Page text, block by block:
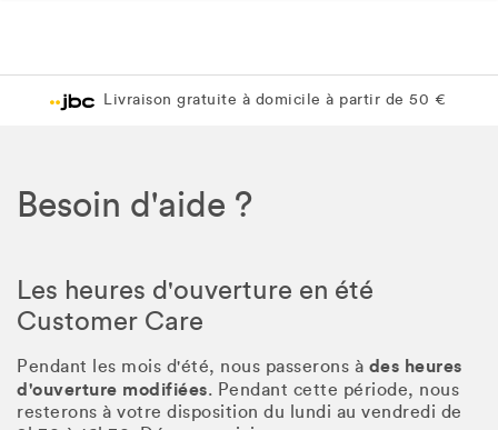
Livraison gratuite à domicile à partir de 50 €
Besoin d'aide ?
Les heures d'ouverture en été
Customer Care
Pendant les mois d'été, nous passerons à des heures
d'ouverture modifiées. Pendant cette période, nous
resterons à votre disposition du lundi au vendredi de